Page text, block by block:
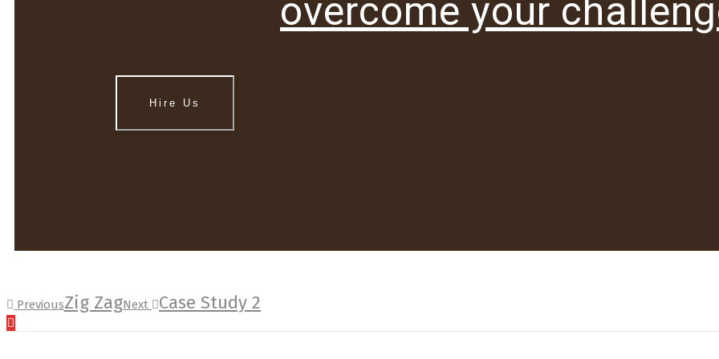
overcome your
Hire Us
PreviousZig ZagNext Case Study 2